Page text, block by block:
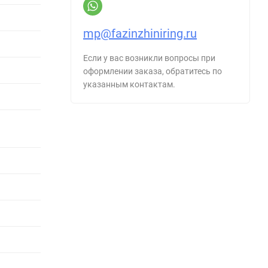
mp@fazinzhiniring.ru
Если у вас возникли вопросы при
оформлении заказа, обратитесь по
указанным контактам.